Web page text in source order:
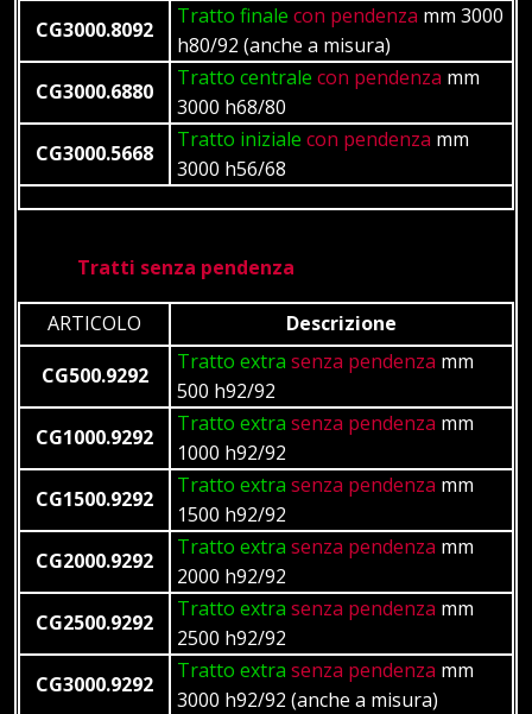
CG3000.8092
Tratto finale con pendenza mm 3000
h80/92 (anche a misura)
CG3000.6880
Tratto centrale con pendenza mm
3000 h68/80
CG3000.5668
Tratto iniziale con pendenza mm
3000 h56/68
Tratti senza pendenza
ARTICOLO
Descrizione
CG500.9292
Tratto extra senza pendenza mm
500 h92/92
CG1000.9292
Tratto extra senza pendenza mm
1000 h92/92
CG1500.9292
Tratto extra senza pendenza mm
1500 h92/92
CG2000.9292
Tratto extra senza pendenza mm
2000 h92/92
CG2500.9292
Tratto extra senza pendenza mm
2500 h92/92
CG3000.9292
Tratto extra senza pendenza mm
3000 h92/92 (anche a misura)